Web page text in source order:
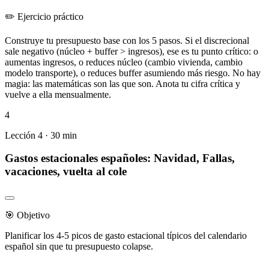
✏️ Ejercicio práctico
Construye tu presupuesto base con los 5 pasos. Si el discrecional
sale negativo (núcleo + buffer > ingresos), ese es tu punto crítico: o
aumentas ingresos, o reduces núcleo (cambio vivienda, cambio
modelo transporte), o reduces buffer asumiendo más riesgo. No hay
magia: las matemáticas son las que son. Anota tu cifra crítica y
vuelve a ella mensualmente.
4
Lección 4 · 30 min
Gastos estacionales españoles: Navidad, Fallas,
vacaciones, vuelta al cole
🎯 Objetivo
Planificar los 4-5 picos de gasto estacional típicos del calendario
español sin que tu presupuesto colapse.